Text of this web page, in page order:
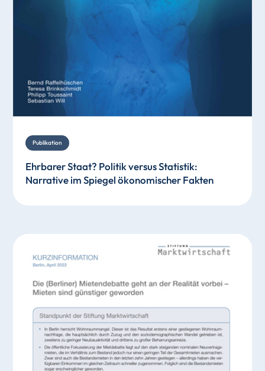
Publikation
Ehrbarer Staat? Politik versus Statistik:
Narrative im Spiegel ökonomischer Fakten